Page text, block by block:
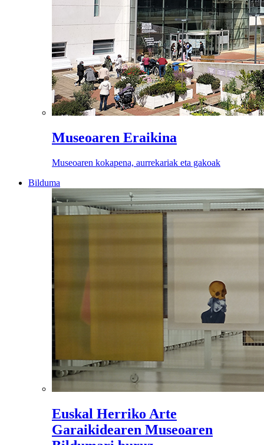
Museoaren Eraikina
Museoaren kokapena, aurrekariak eta gakoak
Bilduma
Euskal Herriko Arte
Garaikidearen Museoaren